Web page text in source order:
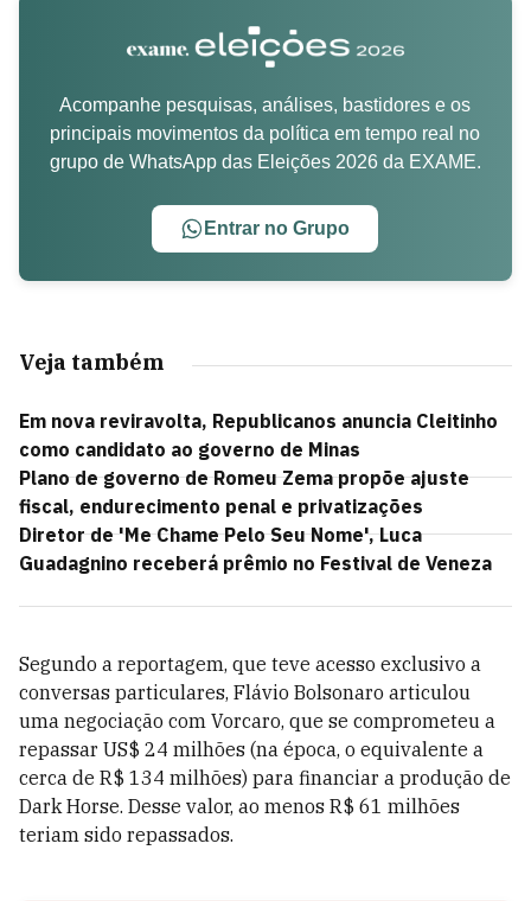
Acompanhe pesquisas, análises, bastidores e os
principais movimentos da política em tempo real no
grupo de WhatsApp das Eleições 2026 da EXAME.
Entrar no Grupo
Veja também
Em nova reviravolta, Republicanos anuncia Cleitinho
como candidato ao governo de Minas
Plano de governo de Romeu Zema propõe ajuste
fiscal, endurecimento penal e privatizações
Diretor de 'Me Chame Pelo Seu Nome', Luca
Guadagnino receberá prêmio no Festival de Veneza
Segundo a reportagem, que teve acesso exclusivo a
conversas particulares, Flávio Bolsonaro articulou
uma negociação com Vorcaro, que se comprometeu a
repassar US$ 24 milhões (na época, o equivalente a
cerca de R$ 134 milhões) para financiar a produção de
Dark Horse. Desse valor, ao menos R$ 61 milhões
teriam sido repassados.